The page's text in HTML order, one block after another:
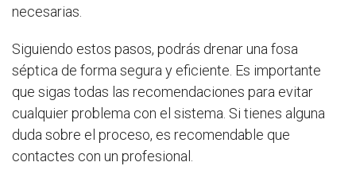
necesarias.
Siguiendo estos pasos, podrás drenar una fosa
séptica de forma segura y eficiente. Es importante
que sigas todas las recomendaciones para evitar
cualquier problema con el sistema. Si tienes alguna
duda sobre el proceso, es recomendable que
contactes con un profesional.